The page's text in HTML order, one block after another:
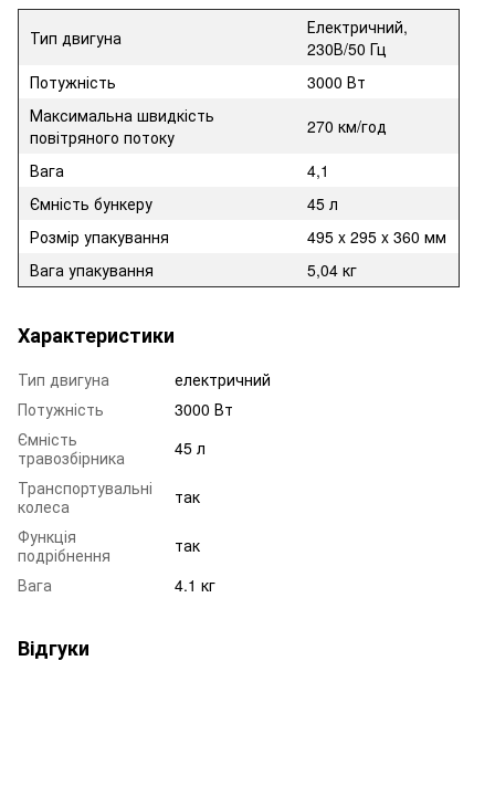
Тип двигуна
Електричний,
230В/50 Гц
Потужність
3000 Вт
Максимальна швидкість
повітряного потоку
270 км/год
Вага
4,1
Ємність бункеру
45 л
Розмір упакування
495 x 295 x 360 мм
Вага упакування
5,04 кг
Характеристики
Тип двигуна
електричний
Потужність
3000 Вт
Ємність
травозбірника
45 л
Транспортувальні
колеса
так
Функція
подрібнення
так
Вага
4.1 кг
Відгуки